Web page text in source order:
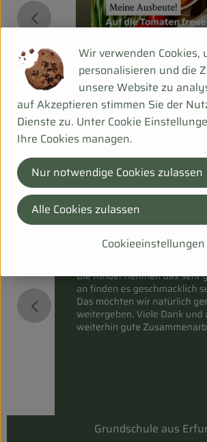
Grundschule aus
Wir verwenden Cookies,
personalisieren und die
unsere Website zu
auf Akzeptieren stimmen Sie der
Dienste zu. Unter Cookie
Ihre Cookies managen.
Cookieeinstellungen
Nur notwendige Cookies zulassen
Alle Cookies zulassen